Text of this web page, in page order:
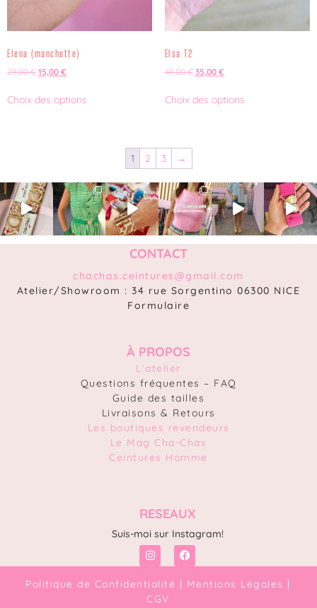
Elena (manchette)
29,00€ 15,00 €
Choix des options
Elsa T2
49,00€ 35,00 €
Choix des options
1 2 3 →
CONTACT
chachas.ceintures@gmail.com
Atelier/Showroom : 34 rue Sorgentino 06300 NICE
Formulaire
À PROPOS
L’atelier
Questions fréquentes – FAQ
Guide des tailles
Livraisons & Retours
Les boutiques revendeurs
Le Mag Cha-Chas
Ceintures Homme
RESEAUX
Suis-moi sur Instagram!
Politique de Confidentialité | Mentions Légales |
CGV